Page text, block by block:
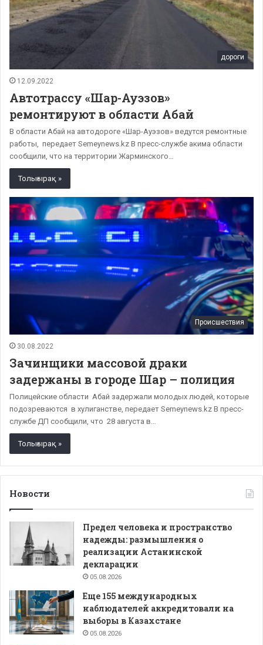
дороги
12.09.2022
Автотрассу «Шар-Ауэзов»
ремонтируют в области Абай
В области Абай на автодороге «Шар-Ауэзов» ведутся ремонтные
работы, передает Semeynews.kz В пресс-службе акима области
сообщили, что на территории Жарминского…
Толығырақ »
Происшествия
30.08.2022
Зачинщики массовой драки
задержаны в городе Шар – полиция
Полицейские области Абай задержали молодых людей, которые
подозреваются в хулиганстве, передает Semeynews.kz В пресс-
службе ДП сообщили, что 28 августа в…
Толығырақ »
Новости
Предел человека и пространство
надежды: размышления о
реализации Астанинской
декларации
05.08.2026
Еще 155 международных
наблюдателей аккредитовали на
выборы в Казахстане
05.08.2026